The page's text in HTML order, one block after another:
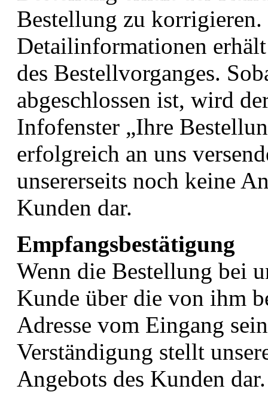
Bestellung zu korrigieren.
Detailinformationen
des Bestellvorganges.
abgeschlossen ist, wird
Infofenster „Ihre
erfolgreich an uns
unsererseits noch keine
Kunden dar.
Empfangsbestätigung
Wenn die Bestellung bei
Kunde über die von ihm
Adresse vom Eingang
Verständigung stellt
Angebots des Kunden dar.